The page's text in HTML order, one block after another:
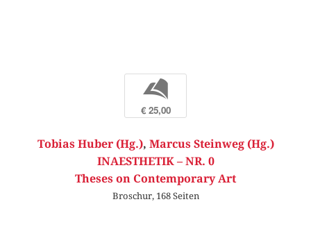
b
€ 25,00
Tobias Huber (Hg.), Marcus Steinweg (Hg.)
INAESTHETIK – NR. 0
Theses on Contemporary Art
Broschur, 168 Seiten